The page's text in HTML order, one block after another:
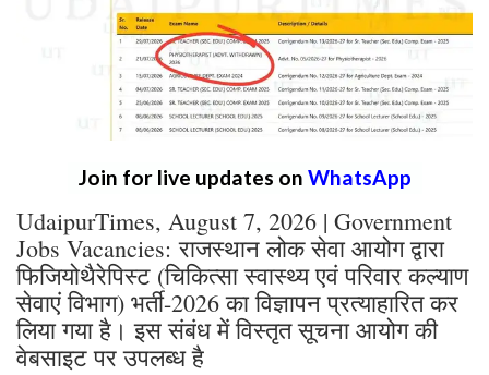
Join for live updates on WhatsApp
UdaipurTimes, August 7, 2026 | Government
Jobs Vacancies: राजस्थान लोक सेवा आयोग द्वारा
फिजियोथैरेपिस्ट (चिकित्सा स्वास्थ्य एवं परिवार कल्याण
सेवाएं विभाग) भर्ती-2026 का विज्ञापन प्रत्याहारित कर
लिया गया है। इस संबंध में विस्तृत सूचना आयोग की
वेबसाइट पर उपलब्ध है